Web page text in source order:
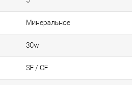
Минеральное
30w
SF / CF